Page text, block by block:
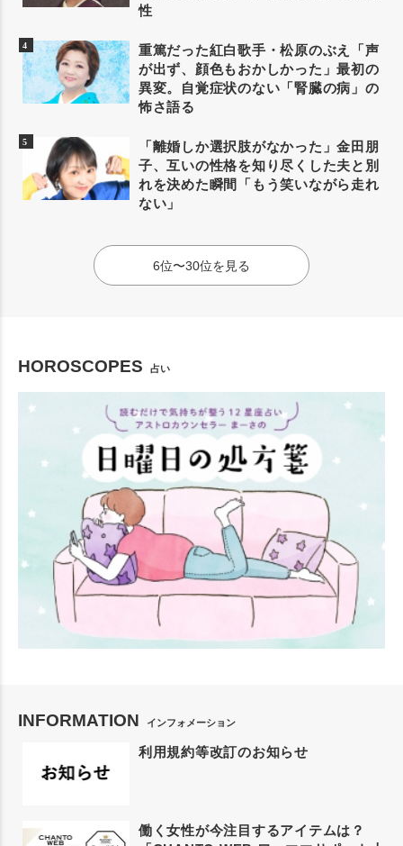
性
重篤だった紅白歌手・松原のぶえ「声
が出ず、顔色もおかしかった」最初の
異変。自覚症状のない「腎臓の病」の
怖さ語る
「離婚しか選択肢がなかった」金田朋
子、互いの性格を知り尽くした夫と別
れを決めた瞬間「もう笑いながら走れ
ない」
6位〜30位を見る
HOROSCOPES 占い
INFORMATION インフォメーション
利用規約等改訂のお知らせ
働く女性が今注目するアイテムは？